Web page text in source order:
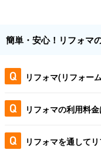
簡単・安心！リフォマ
リフォマ(リフォー
リフォマの利用料金
リフォマを通して